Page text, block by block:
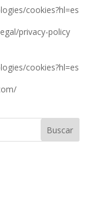
cookies?hl=es
privacy-policy
cookies?hl=es